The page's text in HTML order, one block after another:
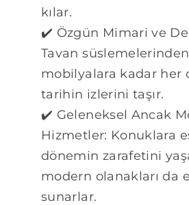
kılar.
✔️ Özgün Mimari ve
Tavan
mobilyalara kadar her
tarihin izlerini taşır.
✔️ Geleneksel Ancak
Hizmetler: Konuklara
dönemin zarafetini
modern olanakları da
sunarlar.